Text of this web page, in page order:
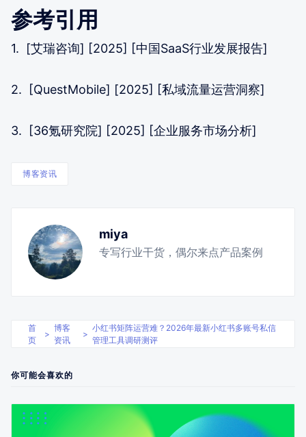
参考引用
1. [艾瑞咨询] [2025] [中国SaaS行业发展报告]
2. [QuestMobile] [2025] [私域流量运营洞察]
3. [36氪研究院] [2025] [企业服务市场分析]
博客资讯
miya
专写行业干货，偶尔来点产品案例
首
页
>
博客
资讯
>
小红书矩阵运营难？2026年最新小红书多账号私信
管理工具调研测评
你可能会喜欢的